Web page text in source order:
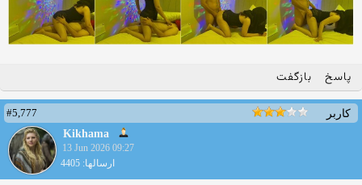
پاسخ بازگفت
کاربر
#5,777
Kikhama
13 Jun 2026 09:27
ارسالها: 4405